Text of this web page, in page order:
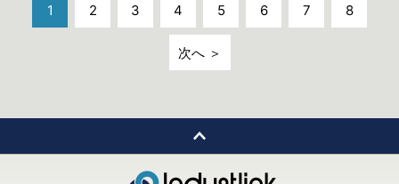
1 2 3 4 5 6 7 8
次へ ＞